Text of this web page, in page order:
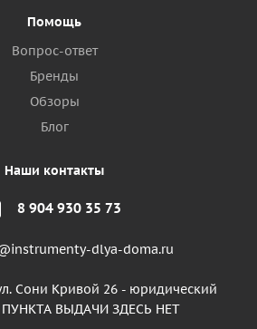
Помощь
Вопрос-ответ
Бренды
Обзоры
Блог
Наши контакты
8 904 930 35 73
dlya-doma.ru
Сони Кривой 26 - юридический
ПУНКТА ВЫДАЧИ ЗДЕСЬ НЕТ